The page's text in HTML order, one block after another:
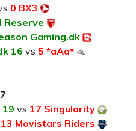
0 BX3
Reserve
Gaming.dk
16 vs 5 *aAa*
19 vs 17 Singularity
13 Movistars Riders